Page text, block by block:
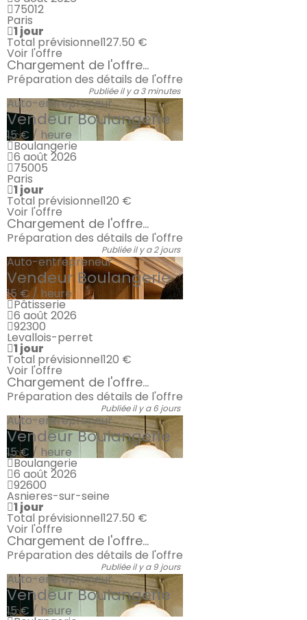
75012
Paris
1 jour
Total prévisionnel127.50 €
Voir l'offre
Chargement de l'offre...
Préparation des détails de l'offre
Publiée il y a 3 minutes
Auto-entrepreneur
Vendeur Boulangerie
15 € / heure
Boulangerie
6 août 2026
75005
Paris
1 jour
Total prévisionnel120 €
Voir l'offre
Chargement de l'offre...
Préparation des détails de l'offre
Publiée il y a 2 jours
Auto-entrepreneur
Vendeur Boulangerie
15 € / heure
Pâtisserie
6 août 2026
92300
Levallois-perret
1 jour
Total prévisionnel120 €
Voir l'offre
Chargement de l'offre...
Préparation des détails de l'offre
Publiée il y a 6 jours
Auto-entrepreneur
Vendeur Boulangerie
15 € / heure
Boulangerie
6 août 2026
92600
Asnieres-sur-seine
1 jour
Total prévisionnel127.50 €
Voir l'offre
Chargement de l'offre...
Préparation des détails de l'offre
Publiée il y a 9 jours
Auto-entrepreneur
Vendeur Boulangerie
15 € / heure